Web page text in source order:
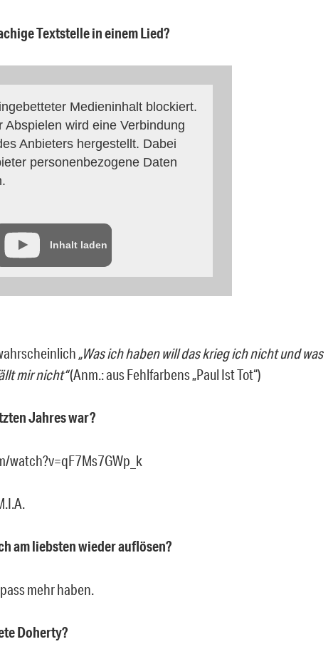
Textstelle in einem Lied?
Medieninhalt blockiert.
Abspielen wird eine Verbindung
Anbieters hergestellt. Dabei
personenbezogene Daten
Inhalt laden
„Was ich haben will das krieg ich nicht und was
mir nicht“(Anm.: aus Fehlfarbens „Paul Ist Tot“)
Jahres war?
watch?v=qF7Ms7GWp_k
am liebsten wieder auflösen?
mehr haben.
Doherty?